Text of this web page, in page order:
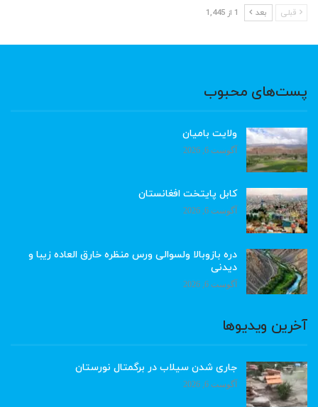
قبلی بعد 1 از 1,445
پست‌های محبوب
ولایت بامیان
آگوست 6, 2026
کابل پایتخت افغانستان
آگوست 6, 2026
دره بازوبالا ولسوالی ورس منظره خارق العاده زیبا و
دیدنی
آگوست 6, 2026
آخرین ویدیوها
جاری شدن سیلاب در برگمتال نورستان
آگوست 6, 2026